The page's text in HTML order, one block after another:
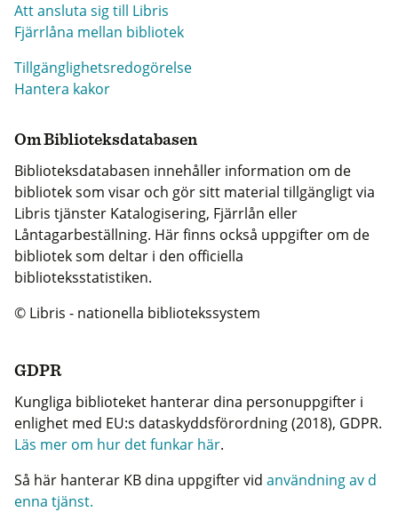
Att ansluta sig till Libris
Fjärrlåna mellan bibliotek
Tillgänglighetsredogörelse
Hantera kakor
Om Biblioteksdatabasen
Biblioteksdatabasen innehåller information om de
bibliotek som visar och gör sitt material tillgängligt via
Libris tjänster Katalogisering, Fjärrlån eller
Låntagarbeställning. Här finns också uppgifter om de
bibliotek som deltar i den officiella
biblioteksstatistiken.
© Libris - nationella bibliotekssystem
GDPR
Kungliga biblioteket hanterar dina personuppgifter i
enlighet med EU:s dataskyddsförordning (2018), GDPR.
Läs mer om hur det funkar här.
Så här hanterar KB dina uppgifter vid användning av d
enna tjänst.